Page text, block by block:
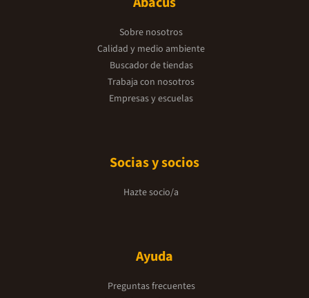
Sobre nosotros
Calidad y medio ambiente
Buscador de tiendas
Trabaja con nosotros
Empresas y escuelas
Socias y socios
Hazte socio/a
Ayuda
Preguntas frecuentes